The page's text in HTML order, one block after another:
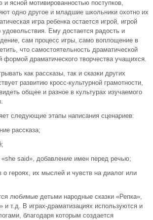
и ясной мотивированностью поступков,
одно другое и младшие школьники охотно их
игра ребенка остается игрой, игрой
удовольствия. Ему достается радость и
сам процесс игры, само воплощение в
что самостоятельность драматической
формой драматического творчества учащихся.
как рассказы, так и сказки других
развитию кросс-культурной грамотности,
общее и разное в культурах изучаемого
следующие этапы написания сценариев:
рассказа;
said», добавление имен перед речью;
о героях, их мыслей и чувств на диалог или
любимые детьми народные сказки «Репка»,
и т.д. В играх-драматизациях используются и
благодаря которым создается